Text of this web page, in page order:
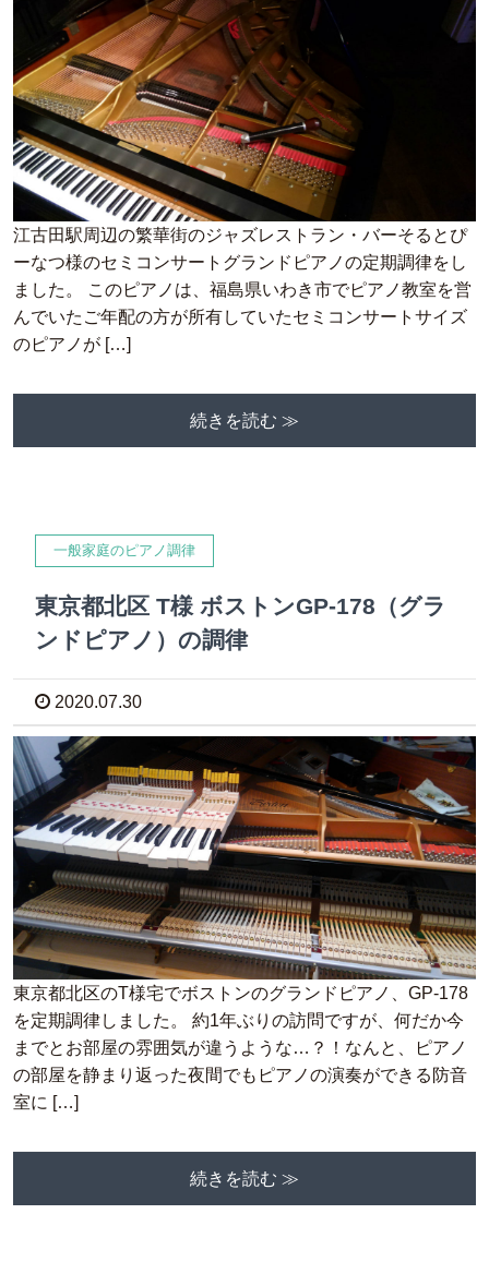
江古田駅周辺の繁華街のジャズレストラン・バーそるとぴ
ーなつ様のセミコンサートグランドピアノの定期調律をし
ました。 このピアノは、福島県いわき市でピアノ教室を営
んでいたご年配の方が所有していたセミコンサートサイズ
のピアノが […]
続きを読む ≫
一般家庭のピアノ調律
東京都北区 T様 ボストンGP-178（グラ
ンドピアノ）の調律
2020.07.30
東京都北区のT様宅でボストンのグランドピアノ、GP-178
を定期調律しました。 約1年ぶりの訪問ですが、何だか今
までとお部屋の雰囲気が違うような…？！なんと、ピアノ
の部屋を静まり返った夜間でもピアノの演奏ができる防音
室に […]
続きを読む ≫